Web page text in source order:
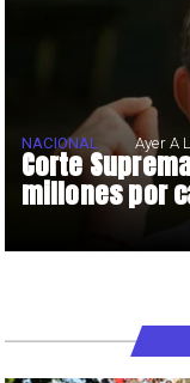
Corte
millones por
NACIONAL Ayer A